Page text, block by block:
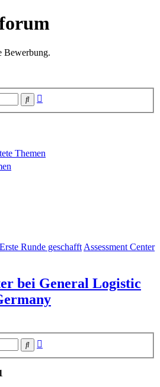
Bewerbung.
Suche
Themen
Erste Runde geschafftAssessment Center
bei General Logistic
Suche